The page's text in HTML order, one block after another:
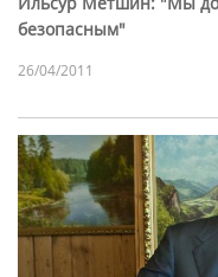
безопасным"
26/04/2011